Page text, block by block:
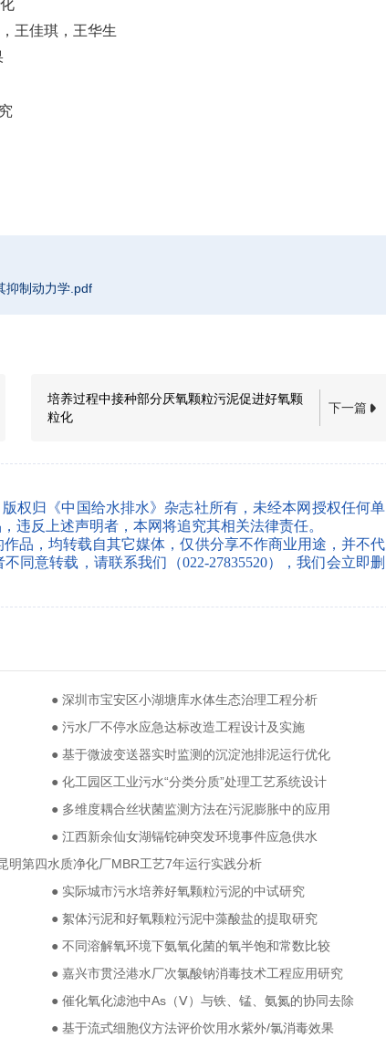
王佳琪，王华生
抑制动力学.pdf
下一篇
培养过程中接种部分厌氧颗粒污泥促进好氧颗
粒化
权归《中国给水排水》杂志社所有，未经本网授权任何单
违反上述声明者，本网将追究其相关法律责任。
品，均转载自其它媒体，仅供分享不作商业用途，并不代
同意转载，请联系我们（022-27835520），我们会立即删
● 深圳市宝安区小湖塘库水体生态治理工程分析
● 污水厂不停水应急达标改造工程设计及实施
● 基于微波变送器实时监测的沉淀池排泥运行优化
● 化工园区工业污水“分类分质”处理工艺系统设计
● 多维度耦合丝状菌监测方法在污泥膨胀中的应用
● 江西新余仙女湖镉铊砷突发环境事件应急供水
明第四水质净化厂MBR工艺7年运行实践分析
● 实际城市污水培养好氧颗粒污泥的中试研究
● 絮体污泥和好氧颗粒污泥中藻酸盐的提取研究
● 不同溶解氧环境下氨氧化菌的氧半饱和常数比较
● 嘉兴市贯泾港水厂次氯酸钠消毒技术工程应用研究
● 催化氧化滤池中As（Ⅴ）与铁、锰、氨氮的协同去除
● 基于流式细胞仪方法评价饮用水紫外/氯消毒效果